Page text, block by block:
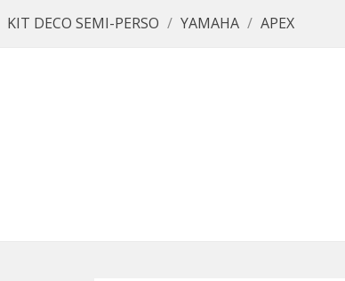
KIT DECO SEMI-PERSO YAMAHA APEX